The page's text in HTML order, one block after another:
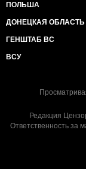
ПОЛЬША
ДОНЕЦКАЯ ОБЛАСТЬ
ГЕНШТАБ ВС
ВСУ
Редакция
Ответственность за